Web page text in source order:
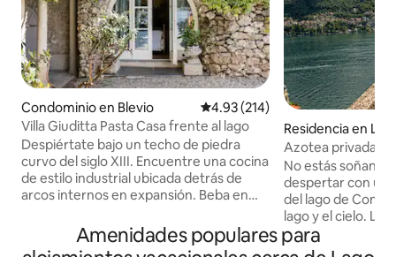
Condominio en Blevio Calificación promedio: 4.93 de
4.93 (214)
Villa Giuditta Pasta Casa frente al lago
Despiértate bajo un techo de piedra
curvo del siglo XIII. Encuentre una cocina
de estilo industrial ubicada detrás de
arcos internos en expansión. Beba en
desde una hamaca sombreada. Diríjase
directamente al lago de Como desde las
Residencia en
Azotea privada en
George Clooney,
No estás
despertar con
del lago de
lago y el cielo.
propiedad única
antigüedad con
Amenidades populares para